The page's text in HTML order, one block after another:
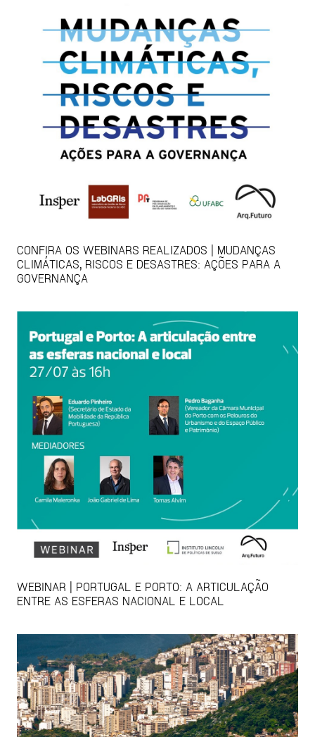
CONFIRA OS WEBINARS REALIZADOS | MUDANÇAS
CLIMÁTICAS, RISCOS E DESASTRES: AÇÕES PARA A
GOVERNANÇA
WEBINAR | PORTUGAL E PORTO: A ARTICULAÇÃO
ENTRE AS ESFERAS NACIONAL E LOCAL